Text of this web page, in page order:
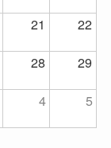
21
22
28
29
4 5